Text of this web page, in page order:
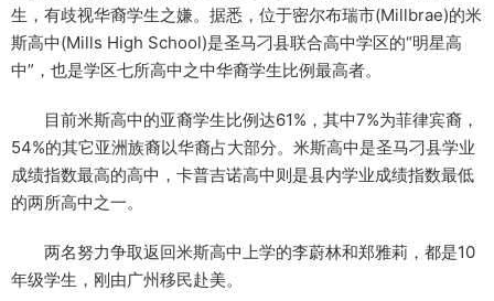
生，有歧视华裔学生之嫌。据悉，位于密尔布瑞市(Millbrae)的米
斯高中(Mills High School)是圣马刁县联合高中学区的“明星高
中”，也是学区七所高中之中华裔学生比例最高者。
目前米斯高中的亚裔学生比例达61%，其中7%为菲律宾裔，
54%的其它亚洲族裔以华裔占大部分。米斯高中是圣马刁县学业
成绩指数最高的高中，卡普吉诺高中则是县内学业成绩指数最低
的两所高中之一。
两名努力争取返回米斯高中上学的李蔚林和郑雅莉，都是10
年级学生，刚由广州移民赴美。